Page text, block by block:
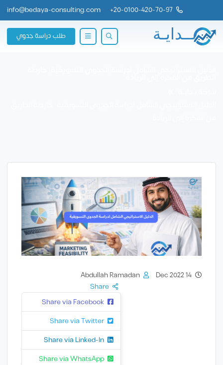
20-0100-420-70-97
+
info@bedaya-consulting.com
طلب دراسة جدوي
14 Dec 2022
Abdullah Ramadan
Share
Share via Facebook
Share via Twitter
Share via Linked-In
Share via WhatsApp